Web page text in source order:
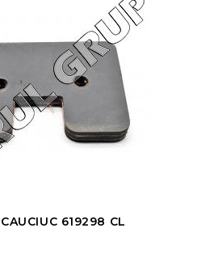
619298 CL